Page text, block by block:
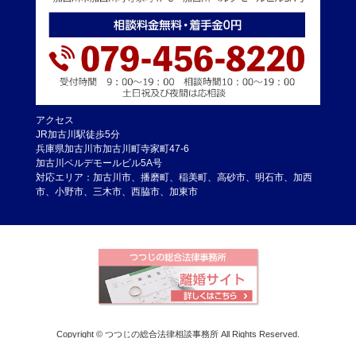
アクセス
JR加古川駅徒歩5分
兵庫県加古川市加古川町寺家町47-6
加古川ベルデモールビル5A号
対応エリア：加古川市、播磨町、稲美町、高砂市、明石市、加西
市、小野市、三木市、西脇市、加東市
Copyright © つつじの総合法律相談事務所 All Rights Reserved.